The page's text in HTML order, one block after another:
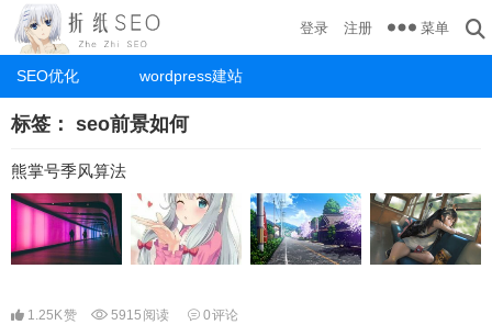
SEO优化 wordpress建站
登录 注册 菜单
标签： seo前景如何
熊掌号季风算法
1.25K赞 5915 阅读 0评论